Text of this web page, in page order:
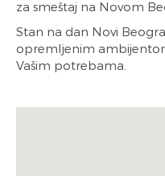
za smeštaj na Novom
Stan na dan Novi
opremljenim
Vašim potrebama.